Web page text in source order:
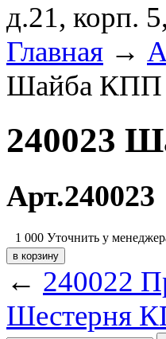
д.21, корп.
Главная →
Шайба КПП
240023
Арт.240023
1 000 Уточнить у
← 240022
Шестерня